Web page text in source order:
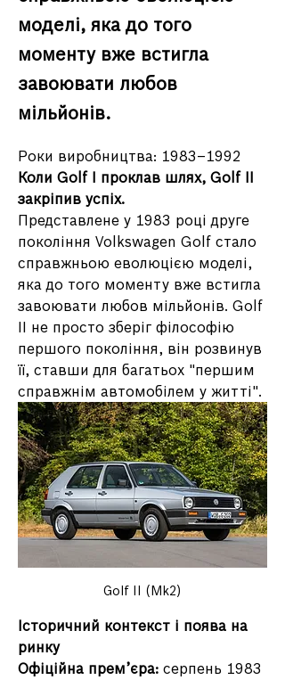
моделі, яка до того
моменту вже встигла
завоювати любов
мільйонів.
Роки виробництва: 1983–1992
Коли Golf I проклав шлях, Golf II
закріпив успіх.
Представлене у 1983 році друге
покоління Volkswagen Golf стало
справжньою еволюцією моделі,
яка до того моменту вже встигла
завоювати любов мільйонів. Golf
II не просто зберіг філософію
першого покоління, він розвинув
її, ставши для багатьох "першим
справжнім автомобілем у житті".
Golf II (Mk2)
Історичний контекст і поява на
ринку
Офіційна прем’єра: серпень 1983